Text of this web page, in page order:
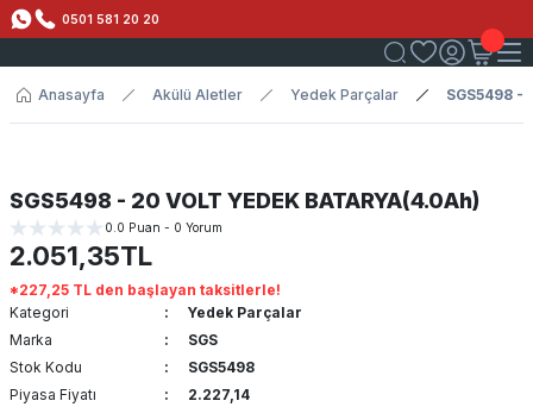
0501 581 20 20
Anasayfa Akülü Aletler Yedek Parçalar SGS5498 -
SGS5498 - 20 VOLT YEDEK BATARYA(4.0Ah)
0.0 Puan - 0 Yorum
2.051,35TL
*227,25 TL den başlayan taksitlerle!
Kategori
Yedek Parçalar
Marka
SGS
Stok Kodu
SGS5498
Piyasa Fiyatı
2.227,14